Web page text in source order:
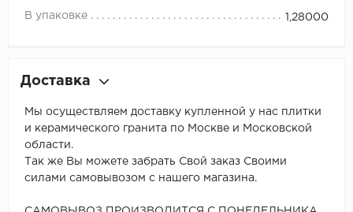
В упаковке 1,28000
Доставка
Мы осуществляем доставку купленной у нас плитки
и керамического гранита по Москве и Московской
области.
Так же Вы можете забрать Свой заказ Своими
силами самовывозом с нашего магазина.